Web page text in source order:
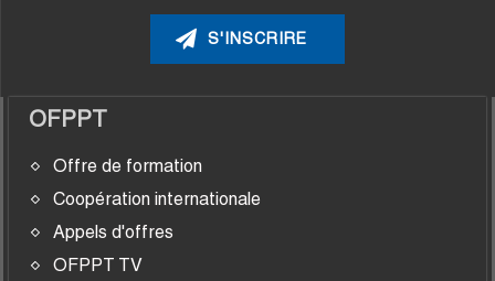
OFPPT
Offre de formation
Coopération internationale
Appels d'offres
OFPPT TV